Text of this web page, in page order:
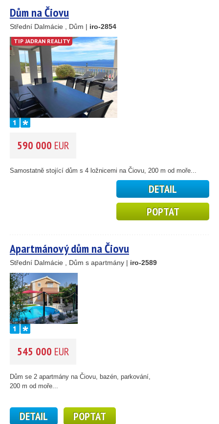
23
122
41
14
30
Restaurace
Stavební pozemek
VZDÁLENOST OD MOŘE DO(m)
OBLAST
(můžete vybrat více položek)
Istrie
Kvarner
Jižní Dalmácie
CENA(vyberte rozsah)
Dům na Čiovu
Střední Dalmácie , Dům | iro-2854
TIP JADRAN REALITY
590 000 EUR
Samostatně stojící dům s 4 ložnicemi na Čiovu, 200 m od moře...
DETAIL
POPTAT
Apartmánový dům na Čiovu
Střední Dalmácie , Dům s apartmány | iro-2589
545 000 EUR
Dům se 2 apartmány na Čiovu, bazén, parkování,
200 m od moře...
DETAIL POPTAT